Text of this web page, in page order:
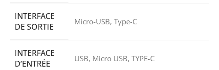
INTERFACE
DE SORTIE
Micro-USB, Type-C
INTERFACE
D’ENTRÉE
USB, Micro USB, TYPE-C